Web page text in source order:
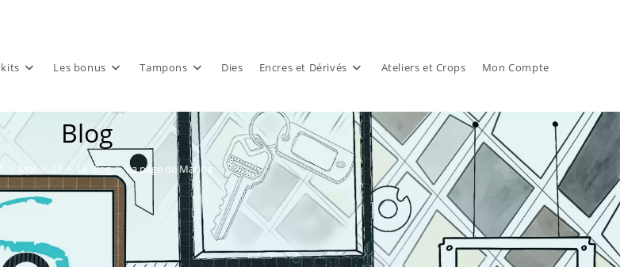
kits Les bonus Tampons Dies Encres et Dérivés Ateliers et Crops Mon Compte
Blog
Mai > 27 > Le Blog > La page de Marina